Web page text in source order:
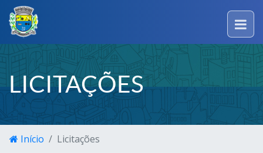
LICITAÇÕES
Início Licitações